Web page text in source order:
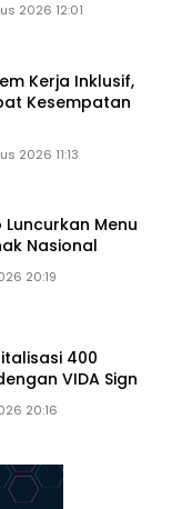
2026 12:01
Kerja Inklusif,
Kesempatan
2026 11:13
Menu
Nasional
20:19
400
VIDA Sign
20:16